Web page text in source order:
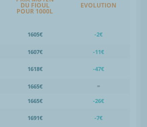
DU FIOUL
POUR 1000L
EVOLUTION
1605€ -2€
1607€
-11€
1618€ -47€
1665€
=
1665€
-26€
1691€ -7€